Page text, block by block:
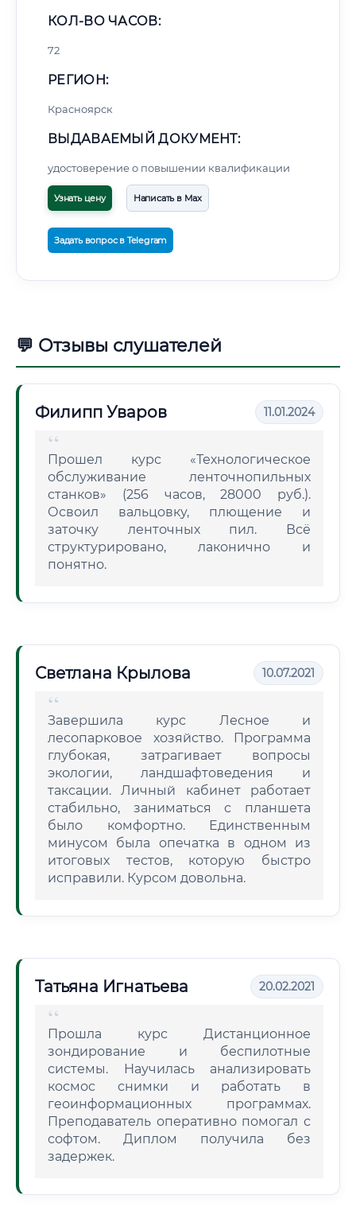
КОЛ-ВО ЧАСОВ:
72
РЕГИОН:
Красноярск
ВЫДАВАЕМЫЙ ДОКУМЕНТ:
удостоверение о повышении квалификации
Узнать цену Написать в Max
Задать вопрос в Telegram
💬 Отзывы слушателей
Филипп Уваров 11.01.2024
Прошел курс «Технологическое
обслуживание ленточнопильных
станков» (256 часов, 28000 руб.).
Освоил вальцовку, плющение и
заточку ленточных пил. Всё
структурировано, лаконично и
понятно.
Светлана Крылова 10.07.2021
Завершила курс Лесное и
лесопарковое хозяйство. Программа
глубокая, затрагивает вопросы
экологии, ландшафтоведения и
таксации. Личный кабинет работает
стабильно, заниматься с планшета
было комфортно. Единственным
минусом была опечатка в одном из
итоговых тестов, которую быстро
исправили. Курсом довольна.
Татьяна Игнатьева 20.02.2021
Прошла курс Дистанционное
зондирование и беспилотные
системы. Научилась анализировать
космос снимки и работать в
геоинформационных программах.
Преподаватель оперативно помогал с
софтом. Диплом получила без
задержек.